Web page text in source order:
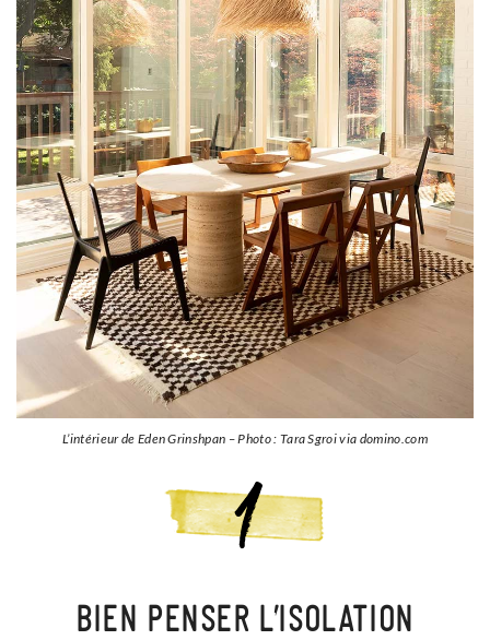
L’intérieur de Eden Grinshpan – Photo : Tara Sgroi via domino.com
BIEN PENSER L’ISOLATION